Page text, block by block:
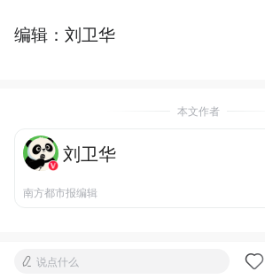
编辑：刘卫华
本文作者
刘卫华
南方都市报编辑
说点什么